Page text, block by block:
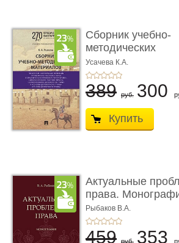
Сборник учебно-
методических
материалов по кур
Усачева К.А.
389 руб. 300
Купить
Актуальные
права.
Рыбаков В.А.
459 руб. 353